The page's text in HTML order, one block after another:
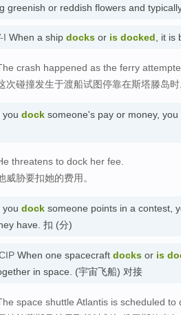
greenish or reddish flowers and
I When a ship docks or is docked, it is
crash happened as the ferry
次碰撞发生于渡船试图停靠在斯塔滕岛时
you dock someone's pay or money,
threatens to dock her fee.
威胁要扣她的费用。
you dock someone points in a contest,
have. 扣 (分)
When one spacecraft docks or is
in space. (宇宙飞船) 对接
space shuttle Atlantis is scheduled to